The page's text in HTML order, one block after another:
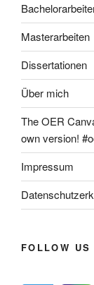
Masterarbeiten
Dissertationen
Über mich
The OER
own version!
Impressum
FOLLOW US